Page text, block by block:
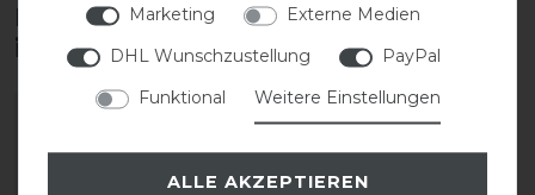
Diese Produkte könnten dich auch
interessieren
Marketing
Externe Medien
DHL Wunschzustellung
PayPal
Funktional
Weitere Einstellungen
ALLE AKZEPTIEREN